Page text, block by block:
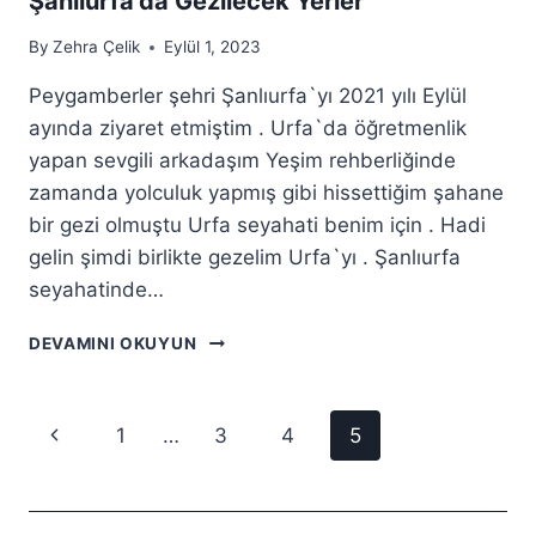
By Zehra Çelik Eylül 1, 2023
Peygamberler şehri Şanlıurfa`yı 2021 yılı Eylül
ayında ziyaret etmiştim . Urfa`da öğretmenlik
yapan sevgili arkadaşım Yeşim rehberliğinde
zamanda yolculuk yapmış gibi hissettiğim şahane
bir gezi olmuştu Urfa seyahati benim için . Hadi
gelin şimdi birlikte gezelim Urfa`yı . Şanlıurfa
seyahatinde…
DEVAMINI OKUYUN
ŞANLIURFA’DA
Page
Previous
1 … 3 4 5